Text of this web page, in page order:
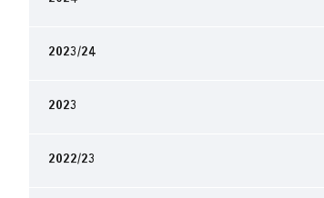
2023/24
2023
2022/23